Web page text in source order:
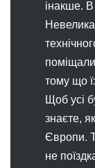
інакше.
тому що
Щоб усі
знаєте,
Європи.
не